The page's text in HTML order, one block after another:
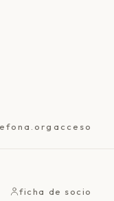
acceso
ficha de socio